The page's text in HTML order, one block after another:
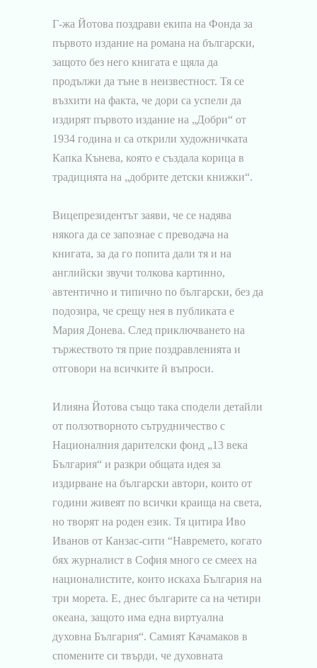
Г-жа Йотова поздрави екипа на Фонда за
първото издание на романа на български,
защото без него книгата е щяла да
продължи да тъне в неизвестност. Тя се
възхити на факта, че дори са успели да
издирят първото издание на „Добри“ от
1934 година и са открили художничката
Капка Кънева, която е създала корица в
традицията на „добрите детски книжки“.
Вицепрезидентът заяви, че се надява
някога да се запознае с преводача на
книгата, за да го попита дали тя и на
английски звучи толкова картинно,
автентично и типично по български, без да
подозира, че срещу нея в публиката е
Мария Донева. След приключването на
тържеството тя прие поздравленията и
отговори на всичките й въпроси.
Илияна Йотова също така сподели детайли
от ползотворното сътрудничество с
Националния дарителски фонд „13 века
България“ и разкри общата идея за
издирване на български автори, които от
години живеят по всички краища на света,
но творят на роден език. Тя цитира Иво
Иванов от Канзас-сити “Навремето, когато
бях журналист в София много се смеех на
националистите, които искаха България на
три морета. Е, днес българите са на четири
океана, защото има една виртуална
духовна България“. Самият Качамаков в
спомените си твърди, че духовната